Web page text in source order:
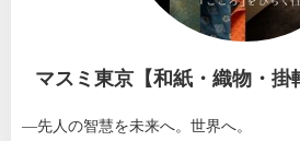
マスミ東京【和紙・織物・
—先人の智慧を未来へ。世界へ。